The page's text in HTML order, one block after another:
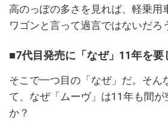
高のっぽの多さを見れば、軽乗用
ワゴンと言って過言ではないだろ
■7代目発売に「なぜ」11年を要
そこで一つ目の「なぜ」だ。そん
て、なぜ「ムーヴ」は11年も間
か？